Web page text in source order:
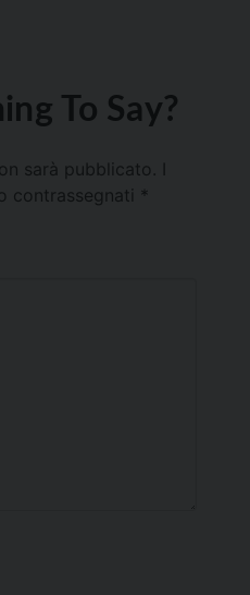
To Say?
sarà pubblicato.
contrassegnati *